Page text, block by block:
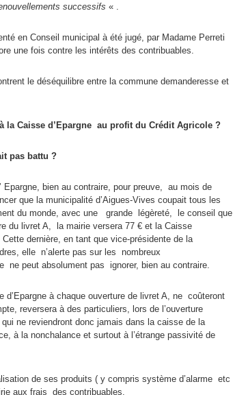
successifs « .
en Conseil municipal à été jugé, par Madame Perreti
une fois contre les intérêts des contribuables.
le déséquilibre entre la commune demanderesse et
la Caisse d’Epargne au profit du Crédit Agricole ?
pas battu ?
bien au contraire, pour preuve, au mois de
que la municipalité d’Aigues-Vives coupait tous les
du monde, avec une grande légèreté, le conseil que
du livret A, la mairie versera 77 € et la Caisse
dernière, en tant que vice-présidente de la
elle n’alerte pas sur les nombreux
ne peut absolument pas ignorer, bien au contraire.
à chaque ouverture de livret A, ne coûteront
reversera à des particuliers, lors de l’ouverture
ne reviendront donc jamais dans la caisse de la
à la nonchalance et surtout à l’étrange passivité de
de ses produits ( y compris système d’alarme etc
aux frais des contribuables.